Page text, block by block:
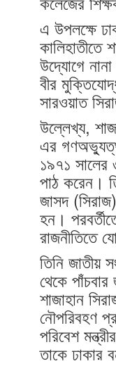
এ উপলক্ষে
কালিহাতীতে
উদ্যোগে
বীর
সারওয়াত
উল্লেখ্য,
এর
১৯৭১ সালের
পাঠ করেন।
জাসদ
হন।
রাজনীতিতে
তিনি জাতীয়
থেকে
শাজাহান
নৌপরিবহণ
পরিবেশ
তাকে ঢাকার